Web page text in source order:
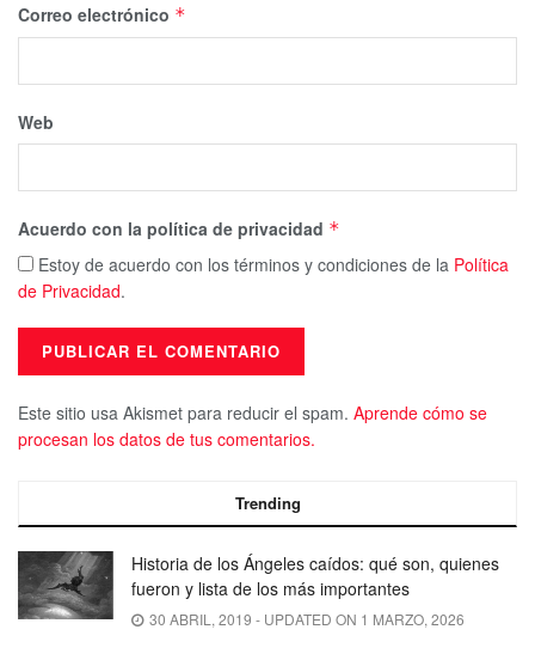
Correo electrónico *
Web
Acuerdo con la política de privacidad *
Estoy de acuerdo con los términos y condiciones de la Política
de Privacidad.
Este sitio usa Akismet para reducir el spam. Aprende cómo se
procesan los datos de tus comentarios.
Trending
Historia de los Ángeles caídos: qué son, quienes
fueron y lista de los más importantes
30 ABRIL, 2019 - UPDATED ON 1 MARZO, 2026